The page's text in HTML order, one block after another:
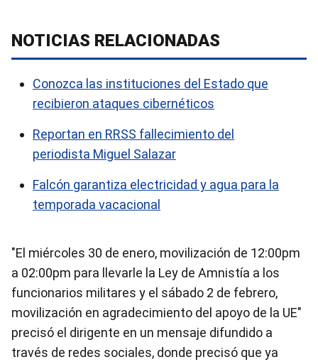
NOTICIAS RELACIONADAS
Conozca las instituciones del Estado que
recibieron ataques cibernéticos
Reportan en RRSS fallecimiento del
periodista Miguel Salazar
Falcón garantiza electricidad y agua para la
temporada vacacional
"El miércoles 30 de enero, movilización de 12:00pm
a 02:00pm para llevarle la Ley de Amnistía a los
funcionarios militares y el sábado 2 de febrero,
movilización en agradecimiento del apoyo de la UE"
precisó el dirigente en un mensaje difundido a
través de redes sociales, donde precisó que ya